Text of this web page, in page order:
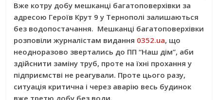
Вже котру добу мешканці багатоповерхівки за
адресою Героїв Крут 9 у Тернополі залишаються
без водопостачання. Мешканці багатоповерхівки
розповіли журналістам видання 0352.ua, що
неодноразово звертались до ПП “Наш дім”, аби
здійснити заміну труб, проте на їхні прохання у
підприємстві не реагували. Проте цього разу,
ситуація критична і через аварію весь будинок